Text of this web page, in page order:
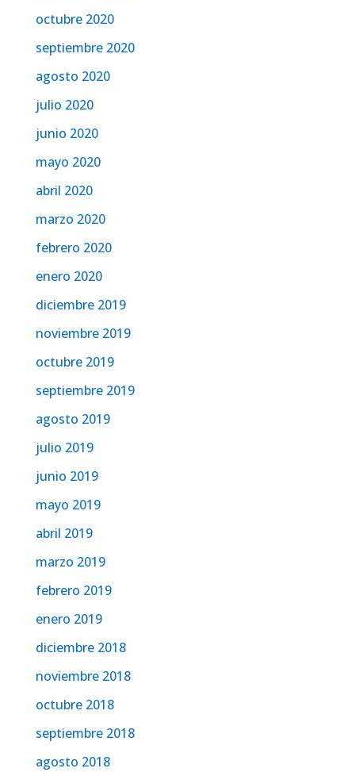
octubre 2020
septiembre 2020
agosto 2020
julio 2020
junio 2020
mayo 2020
abril 2020
marzo 2020
febrero 2020
enero 2020
diciembre 2019
noviembre 2019
octubre 2019
septiembre 2019
agosto 2019
julio 2019
junio 2019
mayo 2019
abril 2019
marzo 2019
febrero 2019
enero 2019
diciembre 2018
noviembre 2018
octubre 2018
septiembre 2018
agosto 2018